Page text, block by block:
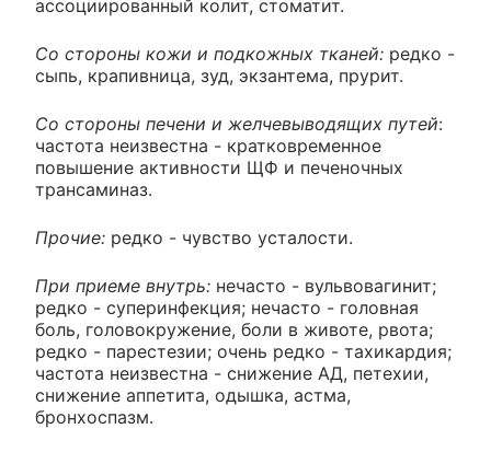
ассоциированный колит, стоматит.
Со стороны кожи и подкожных тканей: редко -
сыпь, крапивница, зуд, экзантема, прурит.
Со стороны печени и желчевыводящих путей:
частота неизвестна - кратковременное
повышение активности ЩФ и печеночных
трансаминаз.
Прочие: редко - чувство усталости.
При приеме внутрь: нечасто - вульвовагинит;
редко - суперинфекция; нечасто - головная
боль, головокружение, боли в животе, рвота;
редко - парестезии; очень редко - тахикардия;
частота неизвестна - снижение АД, петехии,
снижение аппетита, одышка, астма,
бронхоспазм.